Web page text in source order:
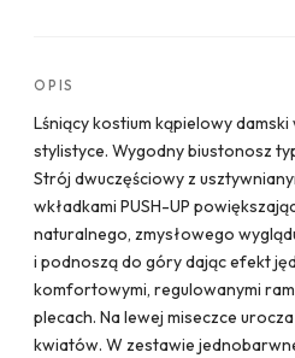
OPIS
Lśniący kostium kąpielowy
stylistyce. Wygodny biustonosz
Strój dwuczęściowy z
wkładkami PUSH-UP
naturalnego, zmysłowego
i podnoszą do góry dając efekt
komfortowymi, regulowanymi
plecach. Na lewej miseczce
kwiatów. W zestawie